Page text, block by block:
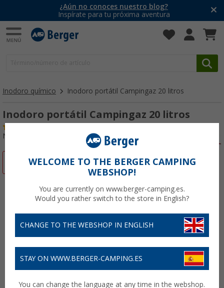
¿Aún no conoces nuestro blog?
Inspírate para tu próxima aventura
Inodoro químico Inodoro portátil Campingaz 20 litros
Inodoro portátil Campingaz 20 litros
Nº de artículo 748590
-22%WELCOME TO THE BERGER CAMPING
WEBSHOP!
You are currently on www.berger-camping.es.
Would you rather switch to the store in English?
CHANGE TO THE WEBSHOP IN ENGLISH
STAY ON WWW.BERGER-CAMPING.ES
You can change the language at any time in the webshop.